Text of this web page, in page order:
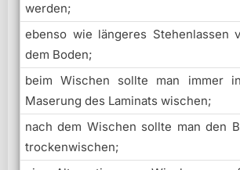
werden;
ebenso wie längeres Stehenlassen
dem Boden;
beim Wischen sollte man immer
Maserung des Laminats wischen;
nach dem Wischen sollte man den
trockenwischen;